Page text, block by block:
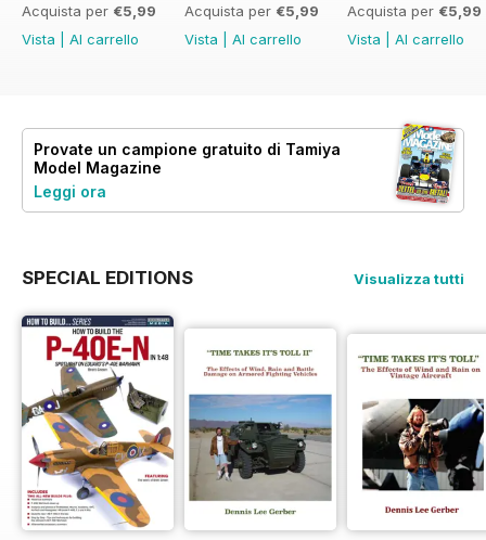
Acquista per €5,99
Vista
Al carrello
Acquista per €5,99
Vista
Al carrello
Acquista per €5,99
Vista
Al carrello
Provate un campione gratuito di Tamiya
Model Magazine
Leggi ora
SPECIAL EDITIONS Visualizza tutti